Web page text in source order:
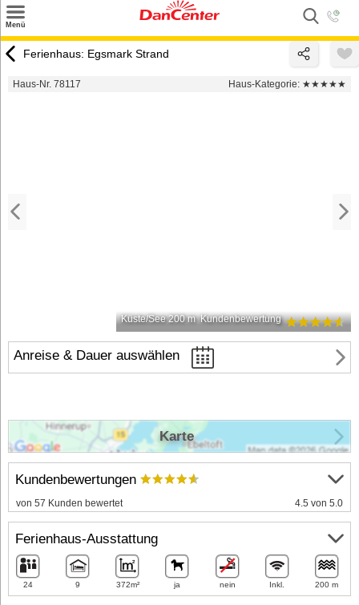
Menü
Urlaubsziele
Ferienhaus: Egsmark Strand
Haus-Nr. 78117 Haus-Kategorie: ★★★★★
Küste/See 200 m Kundenbewertung
Anreise & Dauer auswählen
Kundenbewertungen
von 57 Kunden bewertet 4.5 von 5.0
Ferienhaus-Ausstattung
24 9 372m² ja nein Inkl. 200 m
Karte